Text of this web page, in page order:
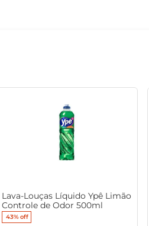
Lava-Louças Líquido Ypê Limão
Controle de Odor 500ml
43%off